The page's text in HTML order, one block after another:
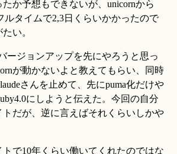
か予想もできないが、unicornから
ルタイムで2,3日くらいかかったので
い。
ージョンアップを先にやろうと思っ
が動かないよと教えてもらい、同時
さんを止めて、先にpuma化だけや
にしようと伝えた。今回の自分
だが、逆に言えばそれくらいしかや
トで10年くらい働いてくれたのではな